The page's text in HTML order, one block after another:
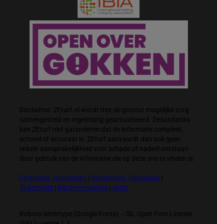
Disclaimer: ZEturf.nl wordt met de grootst mogelijke zorg
samengesteld en regelmatig geactualiseerd. Desondanks
kan ZEturf niet garanderen dat de informatie compleet,
actueel of accuraat is. ZEturf aanvaardt dan ook geen
enkele aansprakelijkheid voor schade of nadeel ontstaan
door gebruik van de informatie die op deze site te vinden is.
Financieel Jaarverslag Vergunning Totalisator
Ticketclaim
Klachtenregeling Wwft
Roboto-lettertype (Google Fonts). - SIL Open Font License